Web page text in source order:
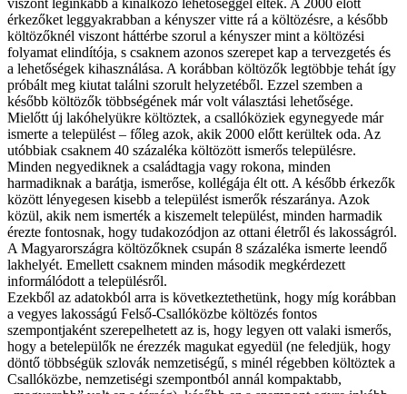
viszont leginkább a kínálkozó lehetőséggel éltek. A 2000 előtt
érkezőket leggyakrabban a kényszer vitte rá a költözésre, a később
költözőknél viszont háttérbe szorul a kényszer mint a költözési
folyamat elindítója, s csaknem azonos szerepet kap a tervezgetés és
a lehetőségek kihasználása. A korábban költözők legtöbbje tehát így
próbált meg kiutat találni szorult helyzetéből. Ezzel szemben a
később költözők többségének már volt választási lehetősége.
Mielőtt új lakóhelyükre költöztek, a csallóköziek egynegyede már
ismerte a települést – főleg azok, akik 2000 előtt kerültek oda. Az
utóbbiak csaknem 40 százaléka költözött ismerős településre.
Minden negyediknek a családtagja vagy rokona, minden
harmadiknak a barátja, ismerőse, kollégája élt ott. A később érkezők
között lényegesen kisebb a települést ismerők részaránya. Azok
közül, akik nem ismerték a kiszemelt települést, minden harmadik
érezte fontosnak, hogy tudakozódjon az ottani életről és lakosságról.
A Magyarországra költözőknek csupán 8 százaléka ismerte leendő
lakhelyét. Emellett csaknem minden második megkérdezett
informálódott a településről.
Ezekből az adatokból arra is következtethetünk, hogy míg korábban
a vegyes lakosságú Felső-Csallóközbe költözés fontos
szempontjaként szerepelhetett az is, hogy legyen ott valaki ismerős,
hogy a betelepülők ne érezzék magukat egyedül (ne feledjük, hogy
döntő többségük szlovák nemzetiségű, s minél régebben költöztek a
Csallóközbe, nemzetiségi szempontból annál kompaktabb,